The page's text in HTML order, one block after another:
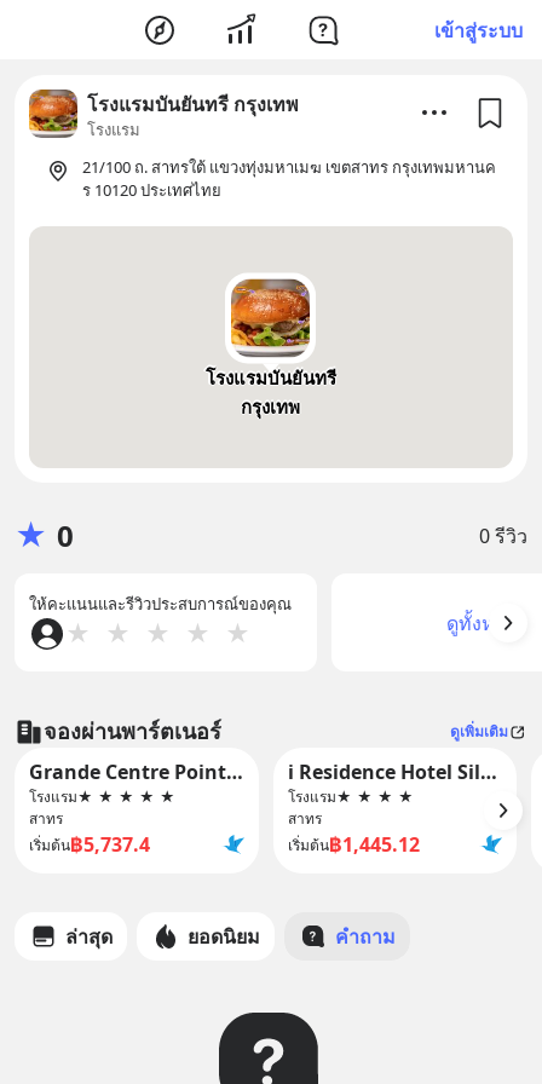
เข้าสู่ระบบ
โรงแรมบันยันทรี กรุงเทพ
โรงแรม
21/100 ถ. สาทรใต้ แขวงทุ่งมหาเมฆ เขตสาทร กรุงเทพมหานค
ร 10120 ประเทศไทย
โรงแรมบันยันทรี
กรุงเทพ
★ 0 0 รีวิว
ให้คะแนนและรีวิวประสบการณ์ของคุณ
★ ★ ★ ★ ★ ดูทั้งหมด
จองผ่านพาร์ตเนอร์ ดูเพิ่มเติม
Grande Centre Point Lumphini Bangkok
โรงแรม★ ★ ★ ★ ★
สาทร
เริ่มต้น฿5,737.4
i Residence Hotel Silom
โรงแรม★ ★ ★ ★
สาทร
เริ่มต้น฿1,445.12
ล่าสุด ยอดนิยม คำถาม